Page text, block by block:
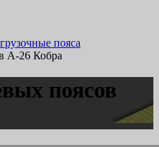
пояса
А-26 Кобра
поясов